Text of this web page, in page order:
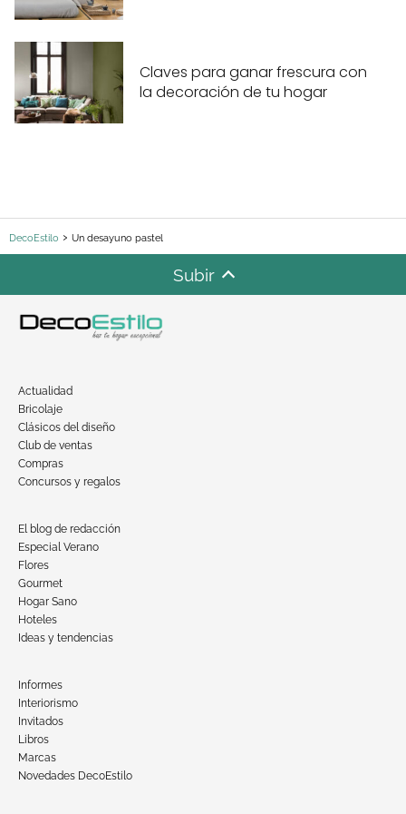
Claves para ganar frescura con
la decoración de tu hogar
DecoEstilo Un desayuno pastel
Subir
Actualidad
Bricolaje
Clásicos del diseño
Club de ventas
Compras
Concursos y regalos
El blog de redacción
Especial Verano
Flores
Gourmet
Hogar Sano
Hoteles
Ideas y tendencias
Informes
Interiorismo
Invitados
Libros
Marcas
Novedades DecoEstilo